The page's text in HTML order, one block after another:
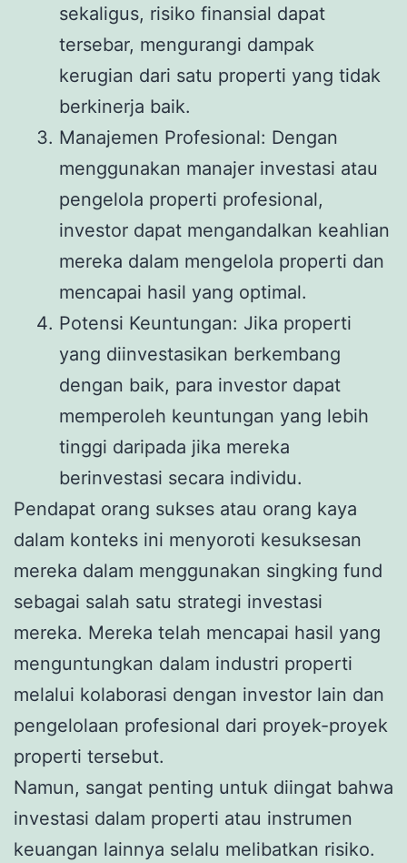
sekaligus, risiko finansial dapat
tersebar, mengurangi dampak
kerugian dari satu properti yang tidak
berkinerja baik.
Manajemen Profesional: Dengan
menggunakan manajer investasi atau
pengelola properti profesional,
investor dapat mengandalkan keahlian
mereka dalam mengelola properti dan
mencapai hasil yang optimal.
Potensi Keuntungan: Jika properti
yang diinvestasikan berkembang
dengan baik, para investor dapat
memperoleh keuntungan yang lebih
tinggi daripada jika mereka
berinvestasi secara individu.
Pendapat orang sukses atau orang kaya
dalam konteks ini menyoroti kesuksesan
mereka dalam menggunakan singking fund
sebagai salah satu strategi investasi
mereka. Mereka telah mencapai hasil yang
menguntungkan dalam industri properti
melalui kolaborasi dengan investor lain dan
pengelolaan profesional dari proyek-proyek
properti tersebut.
Namun, sangat penting untuk diingat bahwa
investasi dalam properti atau instrumen
keuangan lainnya selalu melibatkan risiko.